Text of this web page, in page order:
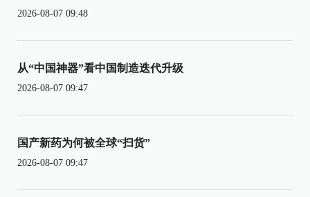
2026-08-07 09:48
从“中国神器”看中国制造迭代升级
2026-08-07 09:47
国产新药为何被全球“扫货”
2026-08-07 09:47